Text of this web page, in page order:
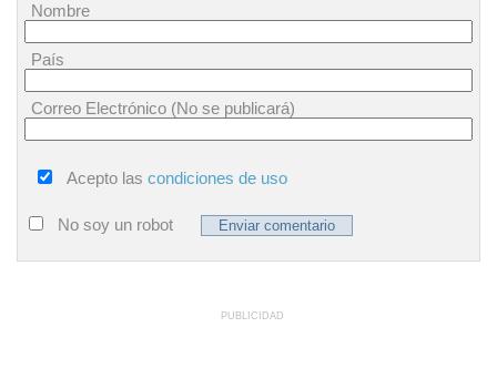
Nombre
País
Correo Electrónico (No se publicará)
Acepto las condiciones de uso
No soy un robot
PUBLICIDAD